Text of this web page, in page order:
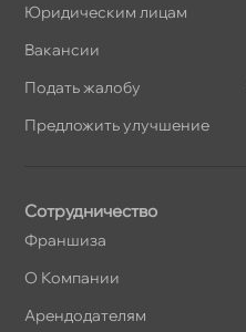
Юридическим лицам
акансии
Подать жалобу
Предложить улучшение
Сотрудничество
Франшиза
О Компании
Арендодателям